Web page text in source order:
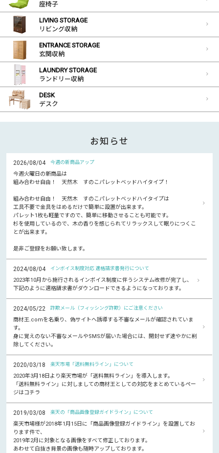
座椅子
LIVING STORAGE
リビング収納
ENTRANCE STORAGE
玄関収納
LAUNDRY STORAGE
ランドリー収納
DESK
デスク
お知らせ
2026/08/04 今週の新商品アップ
今週火曜日の新商品は
組み合わせ自由！ 天然木 すのこパレットベッドハイタイプ！
組み合わせ自由！ 天然木 すのこパレットベッドハイタイプは
工具不要で金具をはめるだけで簡単に設置が出来ます。
パレット1枚も軽量ですので、簡単に移動させることも可能です。
杉を使用しているので、木の香りを感じられてリラックスして眠りにつくこ
とが出来ます。
是非ご登録をお願い致します。
2024/08/04 インボイス制度対応 適格請求書発行について
2023年10月から施行されるインボイス制度に伴うシステム改修が完了し、
下記のように適格請求書がダウンロードできるようになっております。
2024/05/22 詐欺メール（フィッシング詐欺）にご注意ください
商材王.comを名乗り、偽サイトへ誘導する不審なメールが確認されていま
す。
身に覚えのない不審なメールやSMSが届いた場合には、開封せず速やかに削
除してください。
2020/03/18 楽天市場「送料無料ライン」について
2020年3月18日より楽天市場が「送料無料ライン」を導入します。
「送料無料ライン」に対しましての商材王としての対応をまとめているペー
ジはコチラ
2019/03/08 楽天の「商品画像登録ガイドライン」について
楽天市場様が2018年1月15日に「商品画像登録ガイドライン」を設置してお
ります件で、
2019年2月に対象となる画像をすべて修正しております。
あわせて白抜き背景の画像も随時アップしております。